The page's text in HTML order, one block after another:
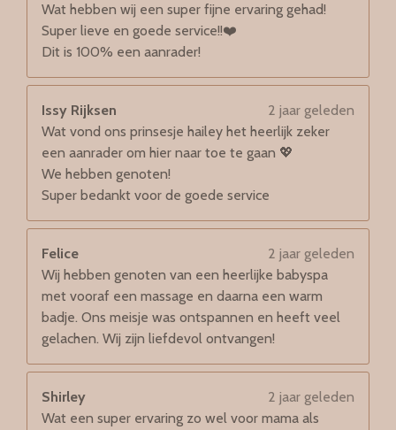
Wat hebben wij een super fijne ervaring gehad!
Super lieve en goede service!!❤️
Dit is 100% een aanrader!
Issy Rijksen
2 jaar geleden
Wat vond ons prinsesje hailey het heerlijk zeker
een aanrader om hier naar toe te gaan 💖
We hebben genoten!
Super bedankt voor de goede service
Felice
2 jaar geleden
Wij hebben genoten van een heerlijke babyspa
met vooraf een massage en daarna een warm
badje. Ons meisje was ontspannen en heeft veel
gelachen. Wij zijn liefdevol ontvangen!
Shirley
2 jaar geleden
Wat een super ervaring zo wel voor mama als